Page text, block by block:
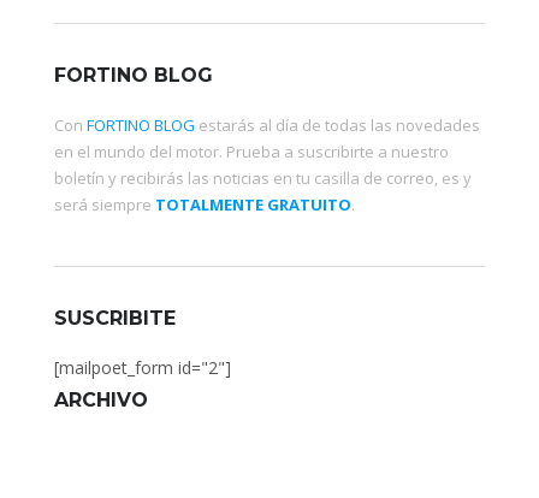
FORTINO BLOG
Con FORTINO BLOG estarás al día de todas las novedades
en el mundo del motor. Prueba a suscribirte a nuestro
boletín y recibirás las noticias en tu casilla de correo, es y
será siempre TOTALMENTE GRATUITO.
SUSCRIBITE
[mailpoet_form id="2"]
ARCHIVO